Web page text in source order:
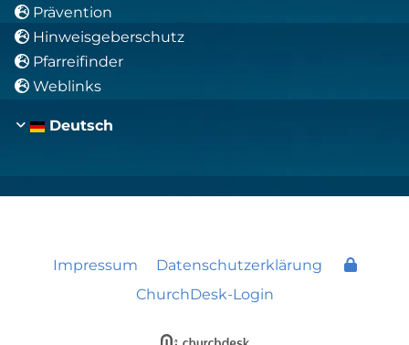
 Prävention
 Hinweisgeberschutz
 Pfarreifinder
 Weblinks
Deutsch
Impressum
Datenschutzerklärung
ChurchDesk-Login